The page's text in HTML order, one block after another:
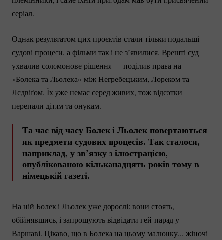
серіал.
Однак результатом цих проєктів стали тільки подальші
судові процеси, а фільми так і не з’явилися. Врешті суд
ухвалив соломонове рішення — поділив права на
«Болека та Льолека» між Негребецьким, Лореком та
Лєдвіґом. Їх уже немає серед живих, тож відсотки
перепали дітям та онукам.
Та час від часу Болек і Льолек повертаються
як предмети судових процесів. Так сталося,
наприклад, у зв’язку з ілюстрацією,
опублікованою кільканадцять років тому в
німецькій газеті.
На ній Болек і Льолек уже дорослі: вони стоять,
обійнявшись, і запрошують відвідати гей-парад у
Варшаві. Цікаво, що в Болека на цьому малюнку... жіночі